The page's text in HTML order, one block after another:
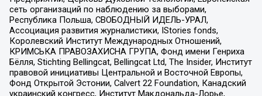
сеть организаций по наблюдению за выборами,
Республика Польша, СВОБОДНЫЙ ИДЕЛЬ-УРАЛ,
Ассоциация развития журналистики, IStories fonds,
Королевский Институт Международных Отношений,
КРИМСЬКА ПРАВОЗАХИСНА ГРУПА, Фонд имени Генриха
Бёлля, Stichting Bellingcat, Bellingcat Ltd, The Insider, Институт
правовой инициативы Центральной и Восточной Европы,
Фонд Открытой Эстонии, Calvert 22 Foundation, Канадский
украинский конгресс, Институт Макдональда-Лорье,